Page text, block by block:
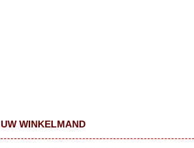
UW WINKELMAND